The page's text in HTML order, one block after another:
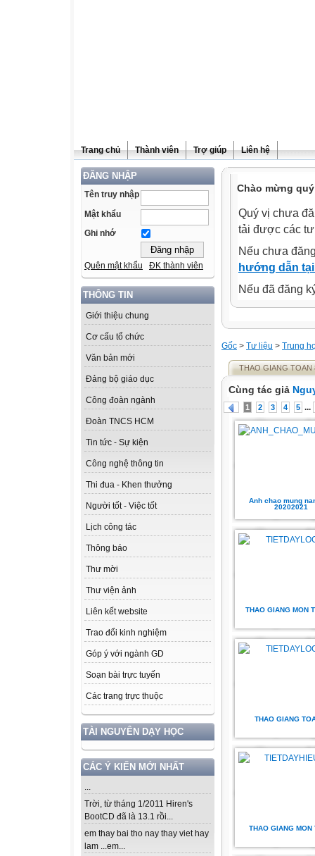
Trang chủ Thành viên Trợ giúp Liên hệ
ĐĂNG NHẬP
Tên truy nhập
Mật khẩu
Ghi nhớ
Quên mật khẩu ĐK thành viên
THÔNG TIN
Giới thiệu chung
Cơ cấu tổ chức
Văn bản mới
Đảng bộ giáo dục
Công đoàn ngành
Đoàn TNCS HCM
Tin tức - Sự kiện
Công nghệ thông tin
Thi đua - Khen thưởng
Người tốt - Việc tốt
Lịch công tác
Thông báo
Thư mời
Thư viện ảnh
Liên kết website
Trao đổi kinh nghiệm
Góp ý với ngành GD
Soạn bài trực tuyến
Các trang trực thuộc
TÀI NGUYÊN DẠY HỌC
CÁC Ý KIẾN MỚI NHẤT
...
Trời, từ tháng 1/2011 Hiren's
BootCD đã là 13.1 rồi...
em thay bai tho nay thay viet hay
lam ...em...
Chào mừng
Quý vị chưa
tải được các
Nếu chưa
hướng dẫn
Nếu đã đăng
Gốc > Tư liệu > Trung
THAO GIANG TOAN
Cùng tác giả
1 2 3 4 5 ...
Anh chao mung
20202021
THAO GIANG MON
THAO GIANG
THAO GIANG MON